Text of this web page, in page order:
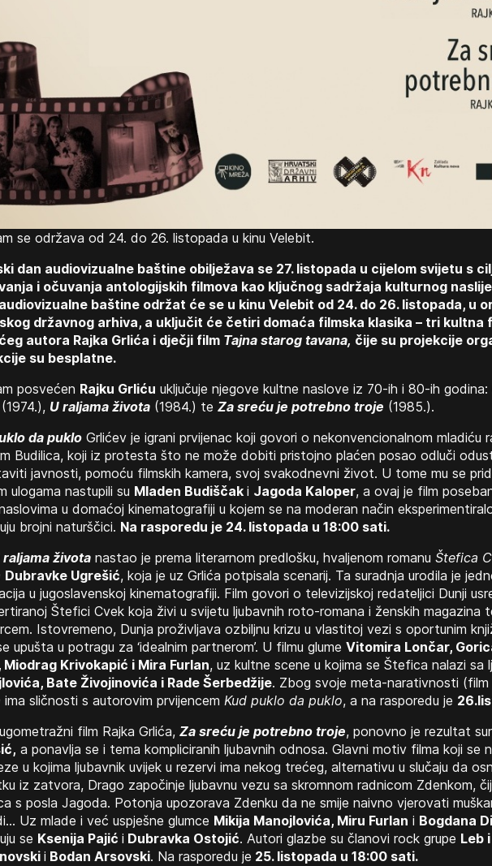
se održava od 24. do 26. listopada u kinu Velebit.
dan audiovizualne baštine obilježava se 27. listopada u cijelom svijetu s
i očuvanja antologijskih filmova kao ključnog sadržaja kulturnog
baštine održat će se u kinu Velebit od 24. do 26. listopada, u
državnog arhiva, a uključit će četiri domaća filmska klasika – tri kultna
autora Rajka Grlića i dječji film Tajna starog tavana, čije su projekcije
su besplatne.
posvećen Rajku Grliću uključuje njegove kultne naslove iz 70-ih i 80-ih godina:
(1974.), U raljama života (1984.) te Za sreću je potrebno troje (1985.).
da puklo Grlićev je igrani prvijenac koji govori o nekonvencionalnom mladiću
Budilica, koji iz protesta što ne može dobiti pristojno plaćen posao odluči
javnosti, pomoću filmskih kamera, svoj svakodnevni život. U tome mu se
ulogama nastupili su Mladen Budiščak i Jagoda Kaloper, a ovaj je film
u domaćoj kinematografiji u kojem se na moderan način
brojni naturščici. Na rasporedu je 24. listopada u 18:00 sati.
raljama života nastao je prema literarnom predlošku, hvaljenom romanu Štefica
Dubravke Ugrešić, koja je uz Grlića potpisala scenarij. Ta suradnja urodila je
u jugoslavenskoj kinematografiji. Film govori o televizijskoj redateljici Dunji
Štefici Cvek koja živi u svijetu ljubavnih roto-romana i ženskih magazina
Istovremeno, Dunja proživljava ozbiljnu krizu u vlastitoj vezi s oportunim
upušta u potragu za ‘idealnim partnerom’. U filmu glume Vitomira Lončar,
Miodrag Krivokapić i Mira Furlan, uz kultne scene u kojima se Štefica nalazi sa
Bate Živojinovića i Rade Šerbedžije. Zbog svoje meta-narativnosti (film
ima sličnosti s autorovim prvijencem Kud puklo da puklo, a na rasporedu je
film Rajka Grlića, Za sreću je potrebno troje, ponovno je rezultat
a ponavlja se i tema kompliciranih ljubavnih odnosa. Glavni motiv filma koji se
u kojima ljubavnik uvijek u rezervi ima nekog trećeg, alternativu u slučaju da
iz zatvora, Drago započinje ljubavnu vezu sa skromnom radnicom Zdenkom,
s posla Jagoda. Potonja upozorava Zdenku da ne smije naivno vjerovati
Uz mlade i već uspješne glumce Mikija Manojlovića, Miru Furlan i Bogdana
se Ksenija Pajić i Dubravka Ostojić. Autori glazbe su članovi rock grupe Leb
i Bodan Arsovski. Na rasporedu je 25. listopada u 18:00 sati.